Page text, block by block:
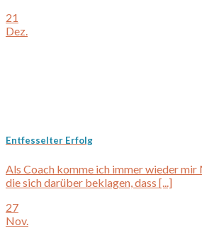
21
Dez.
Entfesselter Erfolg
Als Coach komme ich immer wieder mir
die sich darüber beklagen, dass [...]
27
Nov.